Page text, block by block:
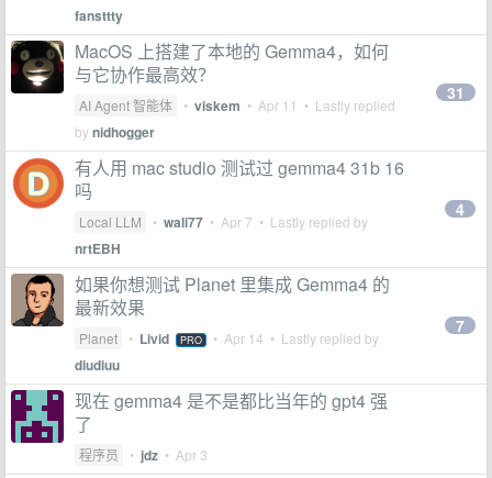
fansttty
MacOS 上搭建了本地的 Gemma4，如何
与它协作最高效？
AI Agent 智能体 • viskem • Apr 11 • Lastly replied
bynidhogger
31
有人用 mac studio 测试过 gemma4 31b 16
吗
Local LLM • wali77 • Apr 7 • Lastly replied by
nrtEBH
4
如果你想测试 Planet 里集成 Gemma4 的
最新效果
Planet • Livid PRO • Apr 14 • Lastly replied by
diudiuu
7
现在 gemma4 是不是都比当年的 gpt4 强
了
程序员 • jdz • Apr 3